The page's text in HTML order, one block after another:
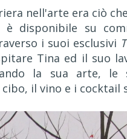
nell'arte era ciò
disponibile su
i suoi esclusivi
Tina ed il suo
la sua arte,
il vino e i cocktail